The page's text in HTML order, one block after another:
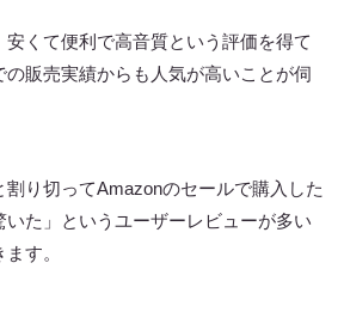
安くて便利で高音質という評価を得て
の販売実績からも人気が高いことが伺
割り切ってAmazonのセールで購入した
いた」というユーザーレビューが多い
す。